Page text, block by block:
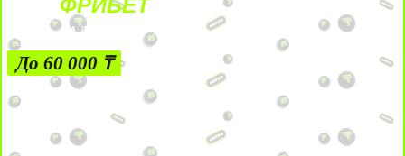
ФРИБЕТ
ЗА ДЕПОЗИТЫ
До 60 000 ₸